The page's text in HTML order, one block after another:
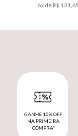
6x de R$ 131,65
GANHE 10% OFF
NA PRIMEIRA
COMPRA*